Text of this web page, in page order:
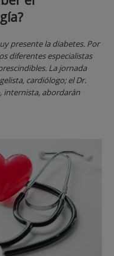
presente la diabetes. Por
diferentes especialistas
La jornada
cardiólogo; el Dr.
internista, abordarán